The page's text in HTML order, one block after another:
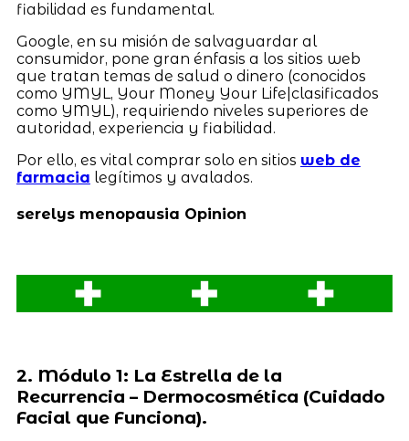
fiabilidad es fundamental.
Google, en su misión de salvaguardar al
consumidor, pone gran énfasis a los sitios web
que tratan temas de salud o dinero (conocidos
como YMYL, Your Money Your Life|clasificados
como YMYL), requiriendo niveles superiores de
autoridad, experiencia y fiabilidad.
Por ello, es vital comprar solo en sitios web de
farmacia legítimos y avalados.
serelys menopausia Opinion
2. Módulo 1: La Estrella de la
Recurrencia – Dermocosmética (Cuidado
Facial que Funciona).